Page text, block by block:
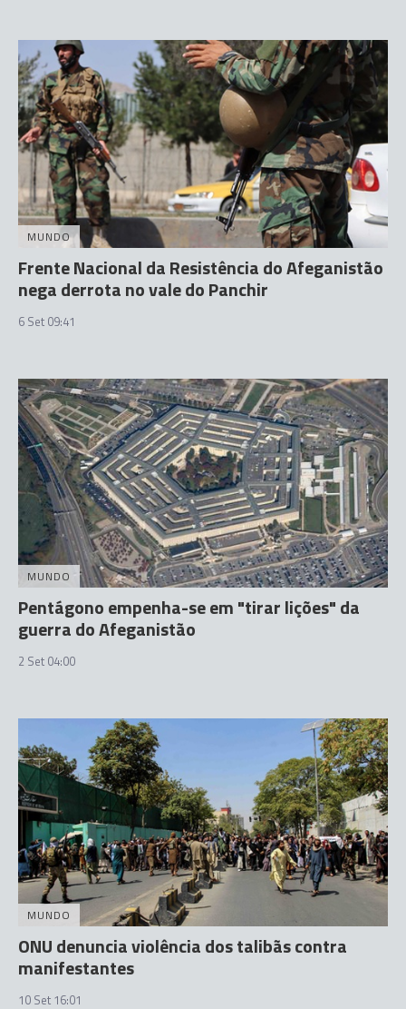
MUNDO
Frente Nacional da Resistência do Afeganistão
nega derrota no vale do Panchir
6 Set 09:41
MUNDO
Pentágono empenha-se em "tirar lições" da
guerra do Afeganistão
2 Set 04:00
MUNDO
ONU denuncia violência dos talibãs contra
manifestantes
10 Set 16:01